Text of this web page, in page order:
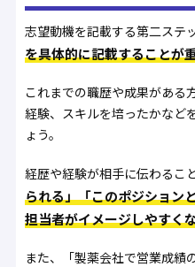
志望動機を記載する第二ステッ
を具体的に記載することが
これまでの職歴や成果がある
経験、スキルを培ったかなど
ょう。
経歴や経験が相手に伝わること
られる」「このポジション
担当者がイメージしやすく
また、「製薬会社で営業成績